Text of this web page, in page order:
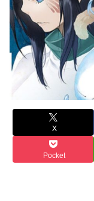
X
Pocket